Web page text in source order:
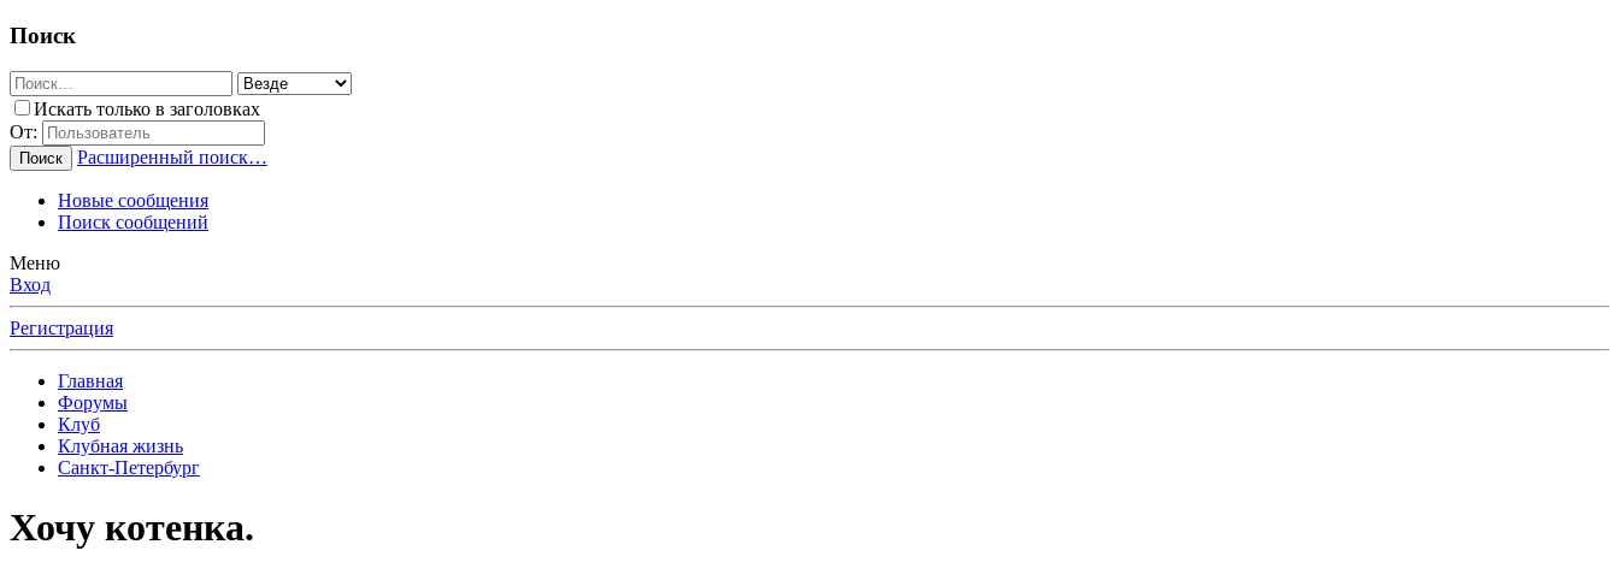
Поиск
Искать только в заголовках
От:
Поиск Расширенный поиск…
Новые сообщения
Поиск сообщений
Меню
Вход
Регистрация
Главная
Форумы
Клуб
Клубная жизнь
Санкт-Петербург
Хочу котенка.